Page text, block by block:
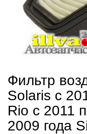
Фильтр
Solaris с
Rio с 2011
2009 года